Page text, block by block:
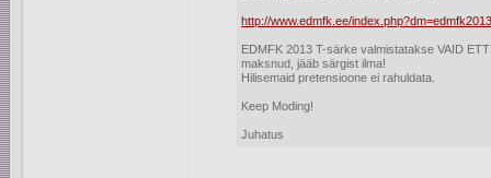
http://www.edmfk.ee/
EDMFK 2013 T-särke valmistatakse VAID
maksnud, jääb särgist ilma!
Hilisemaid pretensioone ei rahuldata.
Keep Moding!
Juhatus